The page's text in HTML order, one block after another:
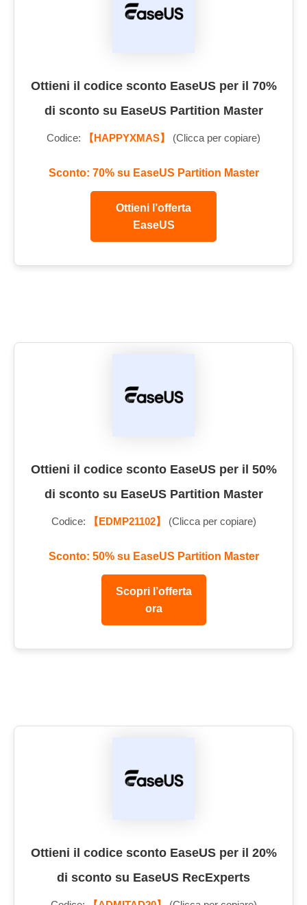
Ottieni il codice sconto EaseUS per il 70%
di sconto su EaseUS Partition Master
Codice: 【HAPPYXMAS】 (Clicca per copiare)
Sconto: 70% su EaseUS Partition Master
Ottieni l’offerta
EaseUS
Ottieni il codice sconto EaseUS per il 50%
di sconto su EaseUS Partition Master
Codice: 【EDMP21102】 (Clicca per copiare)
Sconto: 50% su EaseUS Partition Master
Scopri l’offerta
ora
Ottieni il codice sconto EaseUS per il 20%
di sconto su EaseUS RecExperts